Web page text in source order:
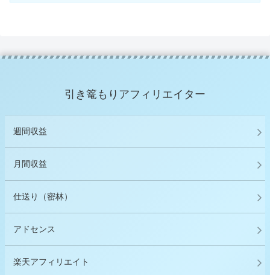
引き篭もりアフィリエイター
週間収益
月間収益
仕送り（密林）
アドセンス
楽天アフィリエイト